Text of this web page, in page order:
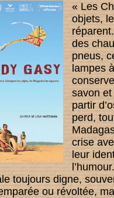
« Les
objets,
des
pneus,
lampes
savon
partir
perd,
crise
leur
toujours digne,
ou révoltée,